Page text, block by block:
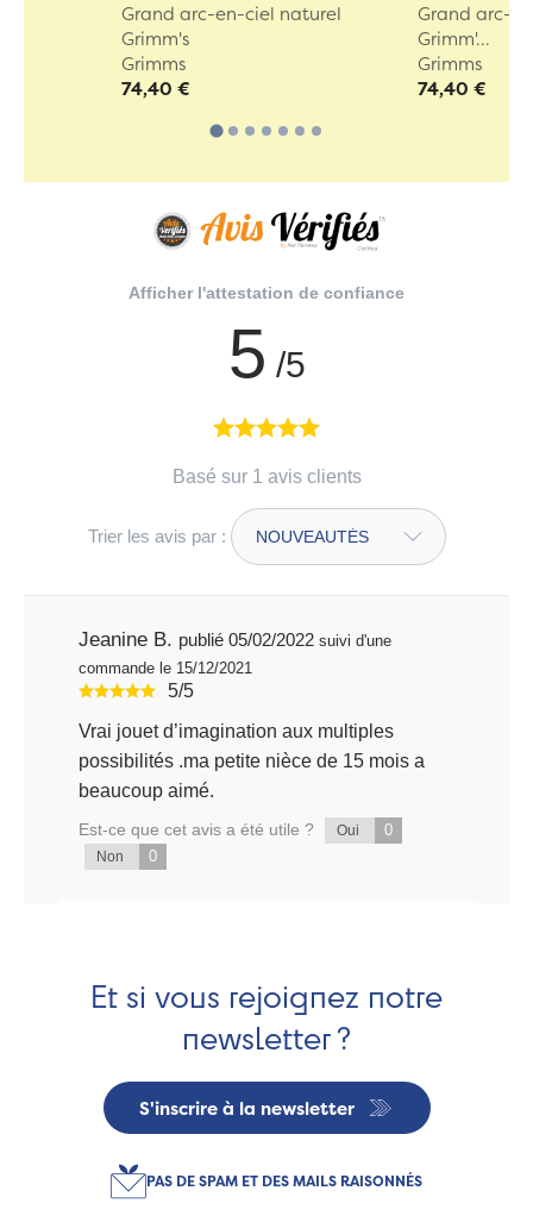
Grand arc-en-ciel naturel
Grimm's
Grimms
74,40 €
Grand arc-
Grimm'...
Grimms
74,40 €
Afficher l'attestation de confiance
5 /5
Basé sur 1 avis clients
Trier les avis par :
Jeanine B. publié 05/02/2022 suivi d'une
commande le 15/12/2021
5/5
Vrai jouet d’imagination aux multiples
possibilités .ma petite nièce de 15 mois a
beaucoup aimé.
Est-ce que cet avis a été utile ? Oui 0
Non 0
Et si vous rejoignez notre
newsletter ?
S'inscrire à la newsletter
PAS DE SPAM ET DES MAILS RAISONNÉS